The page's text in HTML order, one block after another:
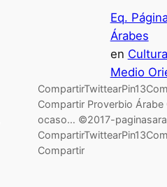
Eq.
Árabes
en Cultura
Medio
Compartir Proverbio Árabe
ocaso… ©2017-
Compartir